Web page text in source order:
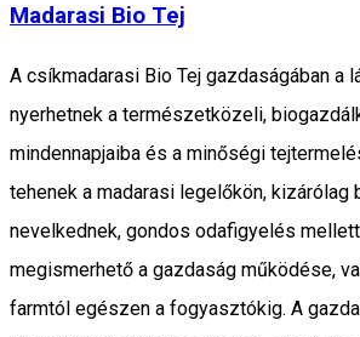
Madarasi Bio Tej
A csíkmadarasi Bio Tej gazdaságában a
nyerhetnek a természetközeli,
mindennapjaiba és a minőségi
tehenek a madarasi legelőkön, kizárólag
nevelkednek, gondos odafigyelés
megismerhető a gazdaság működése,
farmtól egészen a fogyasztókig. A